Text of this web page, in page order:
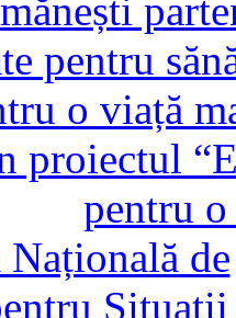
proiectul
pentru